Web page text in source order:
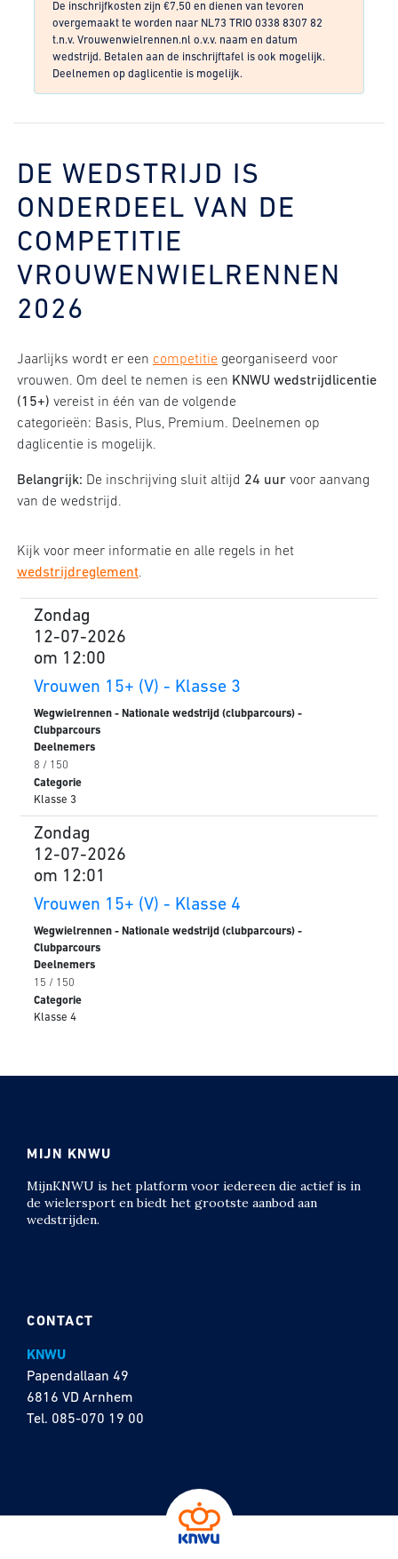
De inschrijfkosten zijn €7,50 en dienen van tevoren
overgemaakt te worden naar NL73 TRIO 0338 8307 82
t.n.v. Vrouwenwielrennen.nl o.v.v. naam en datum
wedstrijd. Betalen aan de inschrijftafel is ook mogelijk.
Deelnemen op daglicentie is mogelijk.
DE WEDSTRIJD IS
ONDERDEEL VAN DE
COMPETITIE
VROUWENWIELRENNEN
2026
Jaarlijks wordt er een competitie georganiseerd voor
vrouwen. Om deel te nemen is een KNWU wedstrijdlicentie
(15+) vereist in één van de volgende
categorieën: Basis, Plus, Premium. Deelnemen op
daglicentie is mogelijk.
Belangrijk: De inschrijving sluit altijd 24 uur voor aanvang
van de wedstrijd.
Kijk voor meer informatie en alle regels in het
wedstrijdreglement.
Zondag
12-07-2026
om 12:00
Vrouwen 15+ (V) - Klasse 3
Wegwielrennen - Nationale wedstrijd (clubparcours) -
Clubparcours
Deelnemers
8 / 150
Categorie
Klasse 3
Zondag
12-07-2026
om 12:01
Vrouwen 15+ (V) - Klasse 4
Wegwielrennen - Nationale wedstrijd (clubparcours) -
Clubparcours
Deelnemers
15 / 150
Categorie
Klasse 4
CONTACT
KNWU
Papendallaan 49
6816 VD Arnhem
Tel. 085-070 19 00
MIJN KNWU
MijnKNWU is het platform voor iedereen die actief is in
de wielersport en biedt het grootste aanbod aan
wedstrijden.